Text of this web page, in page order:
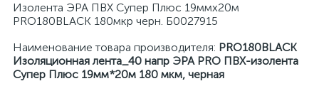
Изолента ЭРА ПВХ Супер Плюс 19ммх20м
PRO180BLACK 180мкр черн. Б0027915
Наименование товара производителя: PRO180BLACK
Изоляционная лента_40 напр ЭРА PRO ПВХ-изолента
Супер Плюс 19мм*20м 180 мкм, черная